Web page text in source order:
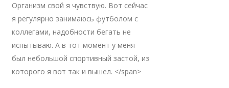
Организм свой я чувствую. Вот сейчас
я регулярно занимаюсь футболом с
коллегами, надобности бегать не
испытываю. А в тот момент у меня
был небольшой спортивный застой, из
которого я вот так и вышел. </span>